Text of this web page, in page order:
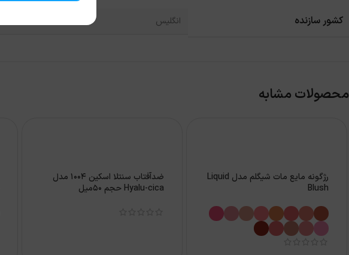
کشور سازنده انگلیس
محصولات مشابه
رژگونه مایع مات شیگلم مدل Liquid
Blush
ضدآفتاب سنتلا اسکین 1004 مدل
Hyalu-cica حجم 50میل